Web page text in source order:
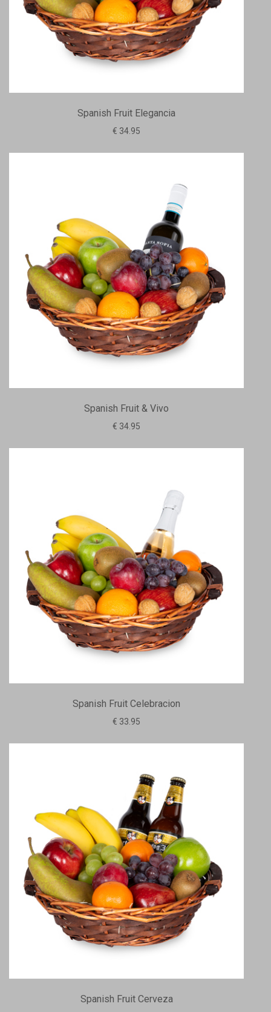
Spanish Fruit Elegancia
€ 34.95
Spanish Fruit & Vivo
€ 34.95
Spanish Fruit Celebracion
€ 33.95
Spanish Fruit Cerveza